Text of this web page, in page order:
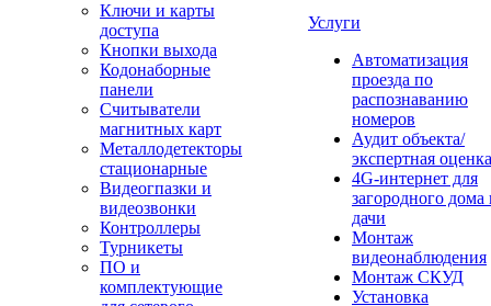
Ключи и карты
доступа
Кнопки выхода
Кодонаборные
панели
Считыватели
магнитных карт
Металлодетекторы
стационарные
Видеогпазки и
видеозвонки
Контроллеры
Турникеты
ПО и
комплектующие
Услуги
Автоматизация
проезда по
распознаванию
номеров
Аудит объекта/
экспертная оценка
4G-интернет для
загородного дома
дачи
Монтаж
видеонаблюдения
Монтаж СКУД
Установка